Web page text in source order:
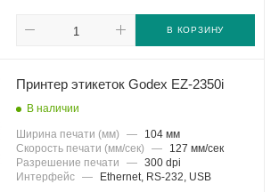
В КОРЗИНУ
Принтер этикеток Godex EZ-2350i
В наличии
Ширина печати (мм) —
104 мм
Скорость печати (мм/сек)
—
127 мм/сек
Разрешение печати
— 300 dpi
Интерфейс — Ethernet, RS-232, USB